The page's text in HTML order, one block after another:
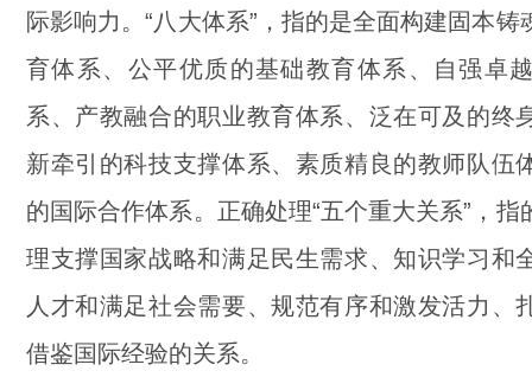
际影响力。“八大体系”，指的是全面构建固本铸
育体系、公平优质的基础教育体系、自强卓
系、产教融合的职业教育体系、泛在可及的终
新牵引的科技支撑体系、素质精良的教师队伍
的国际合作体系。正确处理“五个重大关系”，指
理支撑国家战略和满足民生需求、知识学习和
人才和满足社会需要、规范有序和激发活力、
借鉴国际经验的关系。